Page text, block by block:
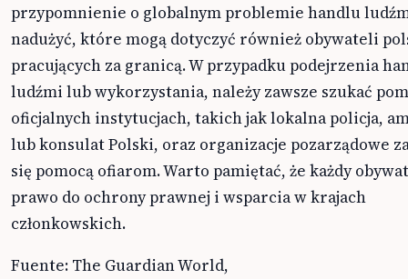
przypomnienie o globalnym problemie handlu
nadużyć, które mogą dotyczyć również obywateli
pracujących za granicą. W przypadku podejrzenia
ludźmi lub wykorzystania, należy zawsze szukać
oficjalnych instytucjach, takich jak lokalna policja,
lub konsulat Polski, oraz organizacje pozarządowe
się pomocą ofiarom. Warto pamiętać, że każdy
prawo do ochrony prawnej i wsparcia w krajach
członkowskich.
Fuente: The Guardian World,